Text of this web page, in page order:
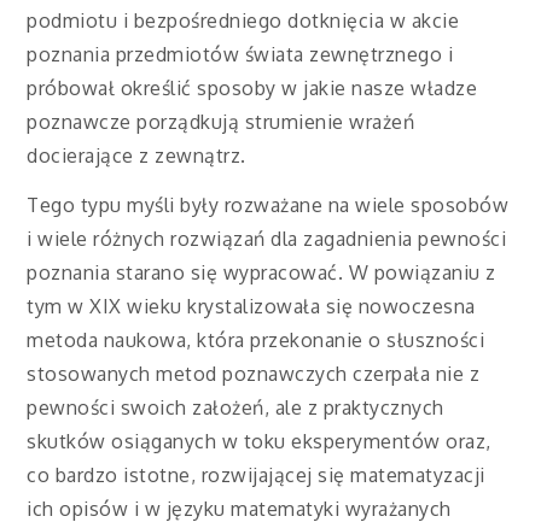
podmiotu i bezpośredniego dotknięcia w akcie
poznania przedmiotów świata zewnętrznego i
próbował określić sposoby w jakie nasze władze
poznawcze porządkują strumienie wrażeń
docierające z zewnątrz.
Tego typu myśli były rozważane na wiele sposobów
i wiele różnych rozwiązań dla zagadnienia pewności
poznania starano się wypracować. W powiązaniu z
tym w XIX wieku krystalizowała się nowoczesna
metoda naukowa, która przekonanie o słuszności
stosowanych metod poznawczych czerpała nie z
pewności swoich założeń, ale z praktycznych
skutków osiąganych w toku eksperymentów oraz,
co bardzo istotne, rozwijającej się matematyzacji
ich opisów i w języku matematyki wyrażanych